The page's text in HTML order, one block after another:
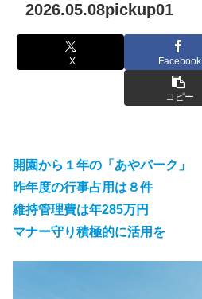
2026.05.08pickup01
X Facebook
コピー
開園から１年の「あやパーク」
昨年度の行事占用は８件
維持管理費は年285万円
マナー守り積極的に活用を